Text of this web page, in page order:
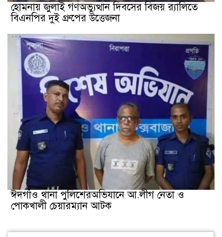
হোমনায় জুলাই গণঅভ্যুত্থান দিবসের বিজয় র‍্যালিতে
বিএনপির দুই গ্রুপের উত্তেজনা
ঈদগাঁও থানা পুলিশেরঅভিযানে আ.লীগ নেতা ও
পোকখালী চেয়ারম্যান আটক